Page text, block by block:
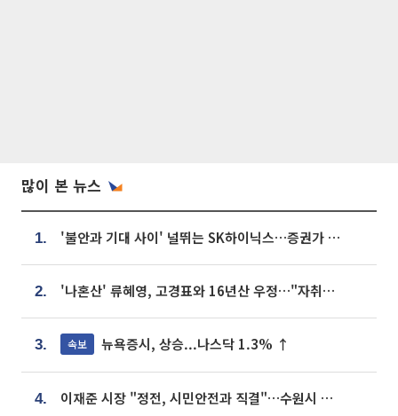
많이 본 뉴스
1. '불안과 기대 사이' 널뛰는 SK하이닉스…증권가 "HBM4·LTA 기반 펀터멘털 견고"
2. '나혼산' 류혜영, 고경표와 16년산 우정…"자취방서 부모님과 마주쳐"
3. 속보 뉴욕증시, 상승...나스닥 1.3% ↑
4. 이재준 시장 "정전, 시민안전과 직결"…수원시 비상대응체계 가동